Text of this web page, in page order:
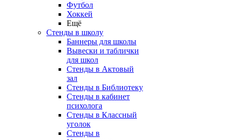
Футбол
Хоккей
Ещё
Стенды в школу
Баннеры для школы
Вывески и таблички
для школ
Стенды в Актовый
зал
Стенды в Библиотеку
Стенды в кабинет
психолога
Стенды в Классный
уголок
Стенды в